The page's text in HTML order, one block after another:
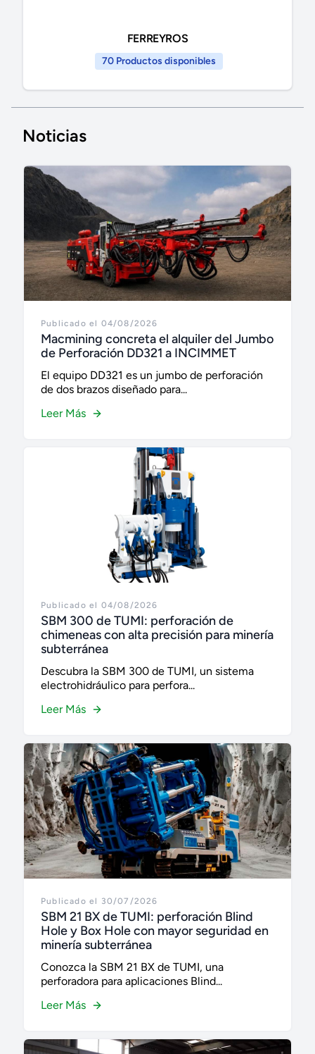
FERREYROS
70 Productos disponibles
Noticias
Publicado el 04/08/2026
Macmining concreta el alquiler del Jumbo
de Perforación DD321 a INCIMMET
El equipo DD321 es un jumbo de perforación
de dos brazos diseñado para...
Leer Más
Publicado el 04/08/2026
SBM 300 de TUMI: perforación de
chimeneas con alta precisión para minería
subterránea
Descubra la SBM 300 de TUMI, un sistema
electrohidráulico para perfora...
Leer Más
Publicado el 30/07/2026
SBM 21 BX de TUMI: perforación Blind
Hole y Box Hole con mayor seguridad en
minería subterránea
Conozca la SBM 21 BX de TUMI, una
perforadora para aplicaciones Blind...
Leer Más